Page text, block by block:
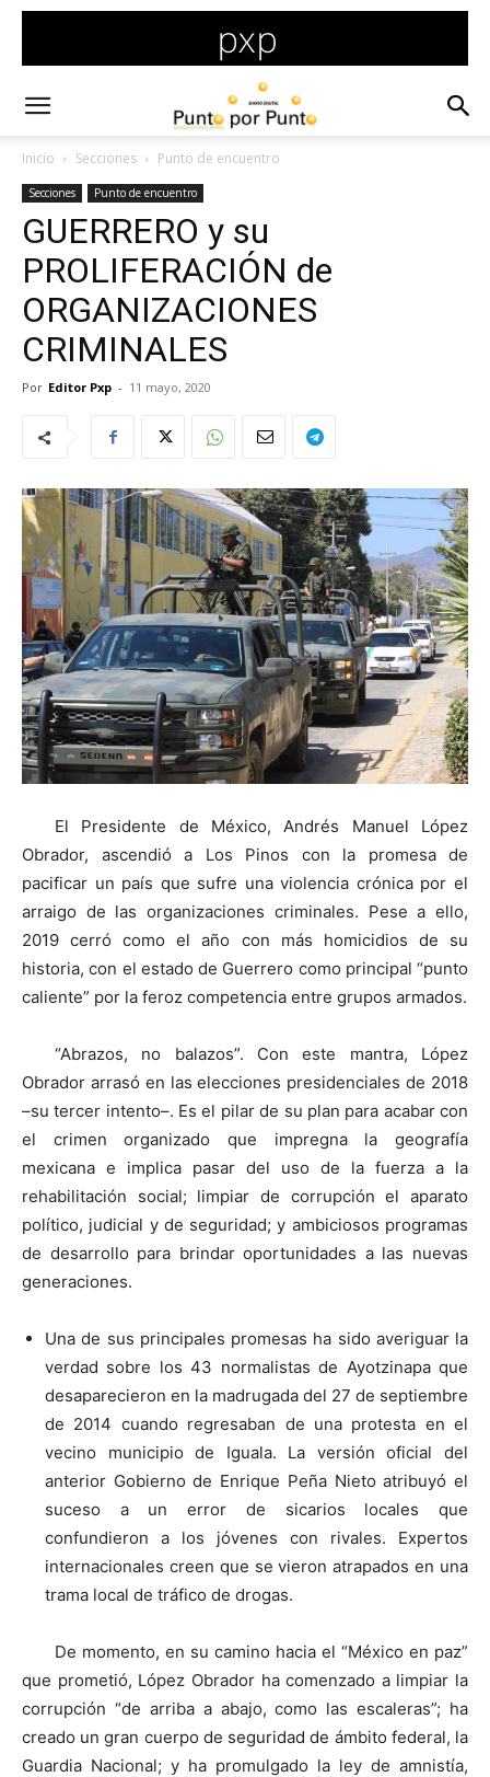
Inicio Secciones Punto de encuentro
Secciones Punto de encuentro
GUERRERO y su
PROLIFERACIÓN de
ORGANIZACIONES
CRIMINALES
Por Editor Pxp - 11 mayo, 2020
El Presidente de México, Andrés Manuel López
Obrador, ascendió a Los Pinos con la promesa de
pacificar un país que sufre una violencia crónica por el
arraigo de las organizaciones criminales. Pese a ello,
2019 cerró como el año con más homicidios de su
historia, con el estado de Guerrero como principal “punto
caliente” por la feroz competencia entre grupos armados.
“Abrazos, no balazos”. Con este mantra, López
Obrador arrasó en las elecciones presidenciales de 2018
–su tercer intento–. Es el pilar de su plan para acabar con
el crimen organizado que impregna la geografía
mexicana e implica pasar del uso de la fuerza a la
rehabilitación social; limpiar de corrupción el aparato
político, judicial y de seguridad; y ambiciosos programas
de desarrollo para brindar oportunidades a las nuevas
generaciones.
Una de sus principales promesas ha sido averiguar la
verdad sobre los 43 normalistas de Ayotzinapa que
desaparecieron en la madrugada del 27 de septiembre
de 2014 cuando regresaban de una protesta en el
vecino municipio de Iguala. La versión oficial del
anterior Gobierno de Enrique Peña Nieto atribuyó el
suceso a un error de sicarios locales que
confundieron a los jóvenes con rivales. Expertos
internacionales creen que se vieron atrapados en una
trama local de tráfico de drogas.
De momento, en su camino hacia el “México en paz”
que prometió, López Obrador ha comenzado a limpiar la
corrupción “de arriba a abajo, como las escaleras”; ha
creado un gran cuerpo de seguridad de ámbito federal, la
Guardia Nacional; y ha promulgado la ley de amnistía,